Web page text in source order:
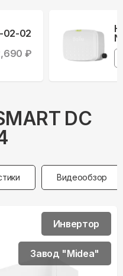
02-02
₽
DC
Видеообзор
Инвертор
Завод "Midea"